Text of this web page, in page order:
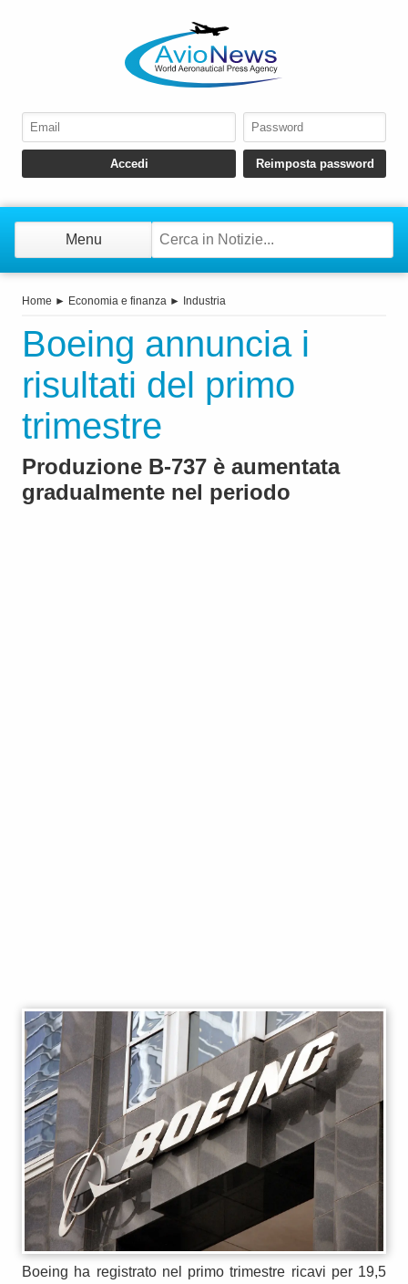
Menu
Home ► Economia e finanza ► Industria
Boeing annuncia i
risultati del primo
trimestre
Produzione B-737 è aumentata
gradualmente nel periodo
Boeing ha registrato nel primo trimestre ricavi per 19,5